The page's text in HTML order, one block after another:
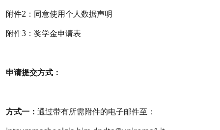
附件2：同意使用个人数据声明
附件3：奖学金申请表
申请提交方式：
方式一： 通过带有所需附件的电子邮件至：